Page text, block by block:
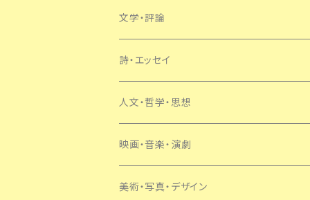
文学・評論
日本
外国
SF・ミステリー
詩・エッセイ
人文・哲学・思想
映画・音楽・演劇
美術・写真・デザイン